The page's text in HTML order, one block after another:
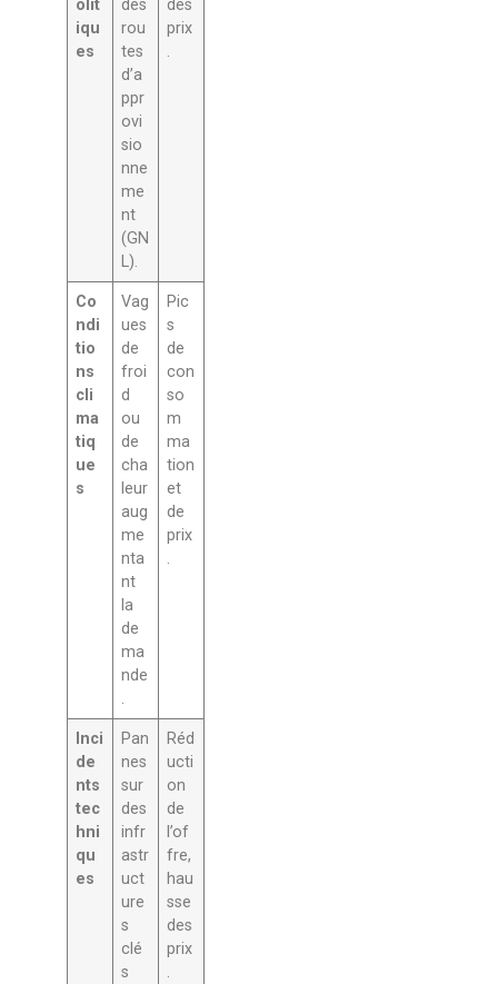
olit
iqu
es
des
rou
tes
d’a
ppr
ovi
sio
nne
me
nt
(GN
L).
des
prix
.
Co
ndi
tio
ns
cli
ma
tiq
ue
s
Vag
ues
de
froi
d
ou
de
cha
leur
aug
me
nta
nt
la
de
ma
nde
.
Pic
s
de
con
so
m
ma
tion
et
de
prix
.
Inci
de
nts
tec
hni
qu
es
Pan
nes
sur
des
infr
astr
uct
ure
s
clé
s
Réd
ucti
on
de
l’of
fre,
hau
sse
des
prix
.